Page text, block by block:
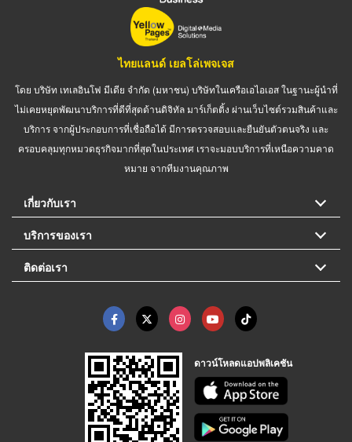
ไทยแลนด์ เยลโล่เพจเจส
โดย บริษัท เทเลอินโฟ มีเดีย จำกัด (มหาชน) บริษัทในเครือเอไอเอส ในฐานะผู้นำที่
ไม่เคยหยุดพัฒนาบริการที่ดีที่สุดด้านดิจิทัล มาร์เก็ตติ้ง ผ่านเว็บไซต์รวมสินค้าและ
บริการ จากผู้ประกอบการที่เชื่อถือได้ มีการตรวจสอบและยืนยันตัวตนจริง และ
ครอบคลุมทุกหมวดธุรกิจมากที่สุดในประเทศ เราจะมอบบริการที่เหนือความคาด
หมาย จากทีมงานคุณภาพ
เกี่ยวกับเรา
บริการของเรา
ติดต่อเรา
ดาวน์โหลดแอปพลิเคชัน